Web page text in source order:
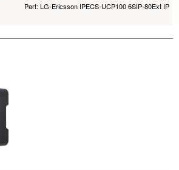
Part: LG-Ericsson IPECS-UCP100 6SIP-80Ext IP